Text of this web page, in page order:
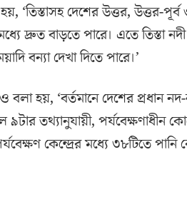
‘তিস্তাসহ দেশের উত্তর, উত্তর-
দ্রুত বাড়তে পারে। এতে তিস্তা
বন্যা দেখা দিতে পারে।’
হয়, ‘বর্তমানে দেশের প্রধান
৯টার তথ্যানুযায়ী, পর্যবেক্ষণাধীন
কেন্দ্রের মধ্যে ৩৮টিতে